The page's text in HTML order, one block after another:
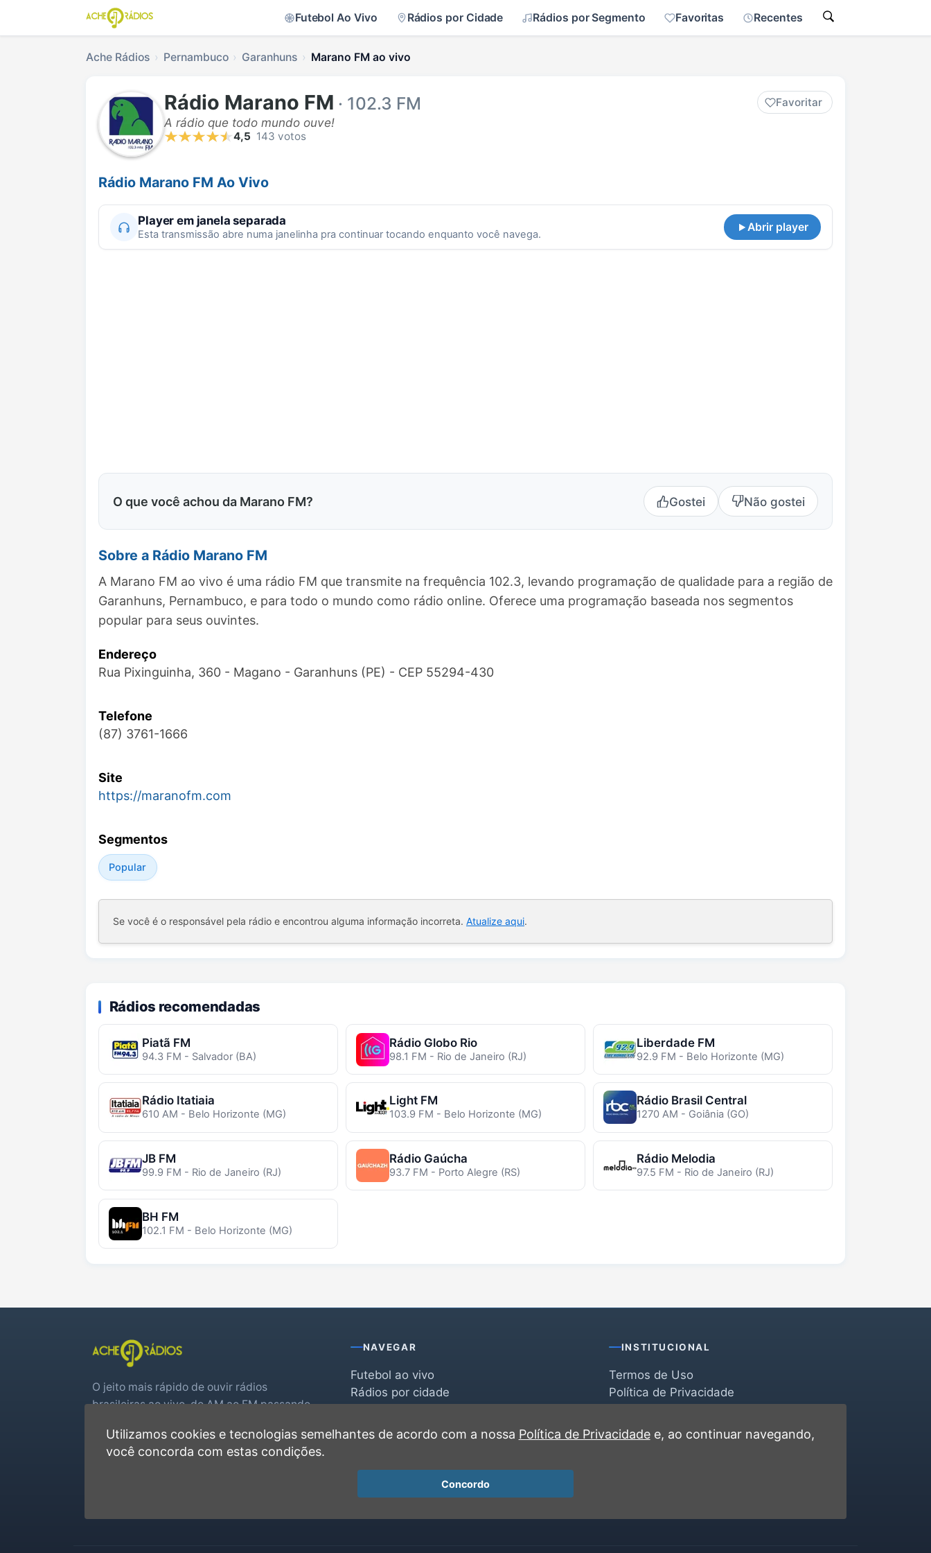
Futebol Ao Vivo Rádios por Cidade Rádios por Segmento Favoritas Recentes
Ache Rádios Pernambuco Garanhuns Marano FM ao vivo
Rádio Marano FM · 102.3 FM
A rádio que todo mundo ouve!
Favoritar
4,5 143 votos
Rádio Marano FM Ao Vivo
Player em janela separada
Esta transmissão abre numa janelinha pra continuar tocando enquanto você navega.
Abrir player
O que você achou da Marano FM? Gostei Não gostei
Sobre a Rádio Marano FM
A Marano FM ao vivo é uma rádio FM que transmite na frequência 102.3, levando programação de qualidade para a região de
Garanhuns, Pernambuco, e para todo o mundo como rádio online. Oferece uma programação baseada nos segmentos
popular para seus ouvintes.
Endereço
Rua Pixinguinha, 360 - Magano - Garanhuns (PE) - CEP 55294-430
Telefone
(87) 3761-1666
Site
https://maranofm.com
Segmentos
Popular
Se você é o responsável pela rádio e encontrou alguma informação incorreta. Atualize aqui.
Rádios recomendadas
Piatã FM
94.3 FM - Salvador (BA)
Rádio Globo Rio
98.1 FM - Rio de Janeiro (RJ)
Liberdade FM
92.9 FM - Belo Horizonte (MG)
Rádio Itatiaia
610 AM - Belo Horizonte (MG)
Light FM
103.9 FM - Belo Horizonte (MG)
Rádio Brasil Central
1270 AM - Goiânia (GO)
JB FM
99.9 FM - Rio de Janeiro (RJ)
Rádio Gaúcha
93.7 FM - Porto Alegre (RS)
Rádio Melodia
97.5 FM - Rio de Janeiro (RJ)
BH FM
102.1 FM - Belo Horizonte (MG)
O jeito mais rápido de ouvir rádios
brasileiras ao vivo, do AM ao FM passando
real.
NAVEGAR
Futebol ao vivo
Rádios por cidade
Favoritas
INSTITUCIONAL
Termos de Uso
Política de Privacidade
Contato
Utilizamos cookies e tecnologias semelhantes de acordo com a nossa Política de Privacidadee, ao continuar navegando,
você concorda com estas condições.
Concordo